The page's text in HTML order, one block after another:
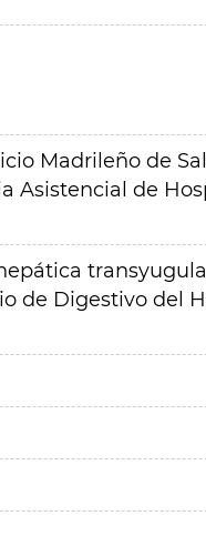
Madrileño de
Asistencial de
de Digestivo del